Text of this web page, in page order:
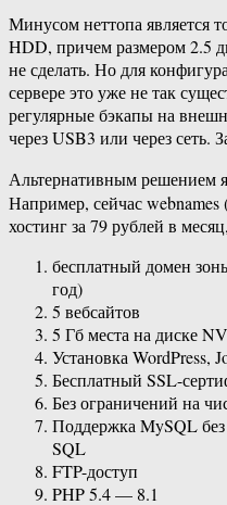
Минусом неттопа является
HDD, причем размером 2.5
не сделать. Но для
сервере это уже не так
регулярные бэкапы на
через USB3 или через сеть.
Альтернативным решением
Например, сейчас webnames
хостинг за 79 рублей в
бесплатный домен
год)
5 вебсайтов
5 Гб места на диске
Установка WordPress,
Бесплатный SSL-
Без ограничений на
Поддержка MySQL
SQL
FTP-доступ
PHP 5.4 — 8.1